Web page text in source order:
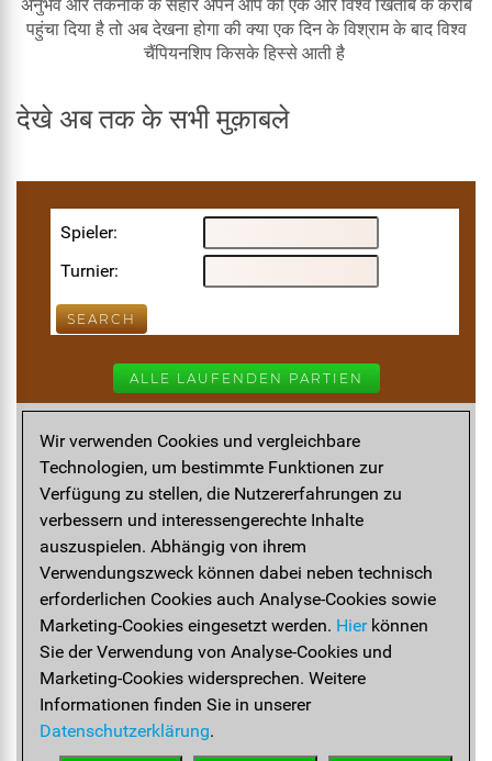
पहुंचा दिया है तो अब देखना होगा की क्या एक दिन के विश्राम के बाद विश्व
चैंपियनशिप किसके हिस्से आती है
देखे अब तक के सभी मुक़ाबले